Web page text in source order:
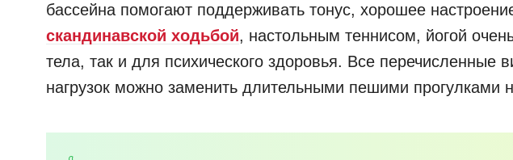
бассейна помогают поддерживать тонус, хорошее
скандинавской ходьбой, настольным теннисом, йогой
тела, так и для психического здоровья. Все перечисленные
нагрузок можно заменить длительными пешими прогулками